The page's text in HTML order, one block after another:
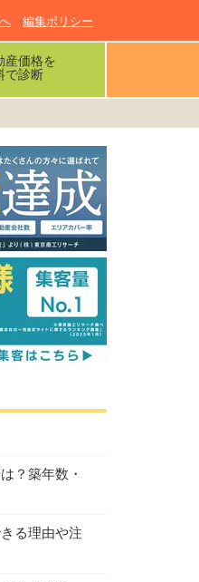
編集ポリシー
産価格を
で診断
？築年数・
る理由や注